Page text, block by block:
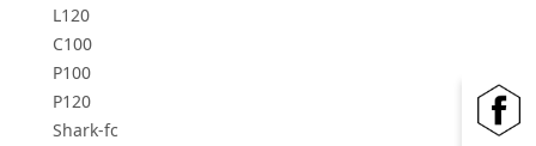
L120
C100
P100
P120
Shark-fc